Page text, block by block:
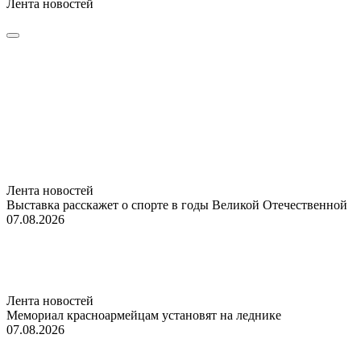
Лента новостей
Лента новостей
Выставка расскажет о спорте в годы Великой Отечественной
07.08.2026
Лента новостей
Мемориал красноармейцам установят на леднике
07.08.2026